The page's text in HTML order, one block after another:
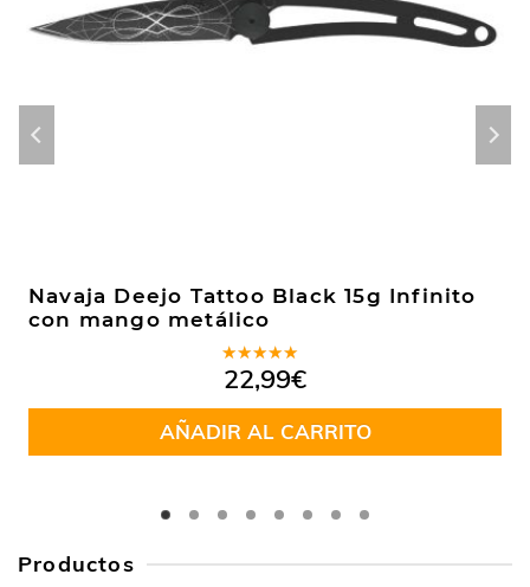
Navaja Deejo Tattoo Black 15g Infinito
con mango metálico
Valorado
en5.00de
5
22,99€
AÑADIR AL CARRITO
Productos